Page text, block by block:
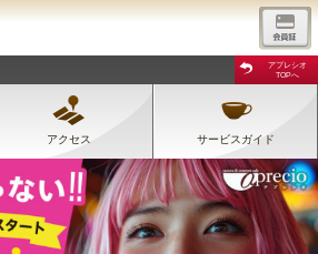
アプレシオ
TOPへ
アクセス サービスガイド